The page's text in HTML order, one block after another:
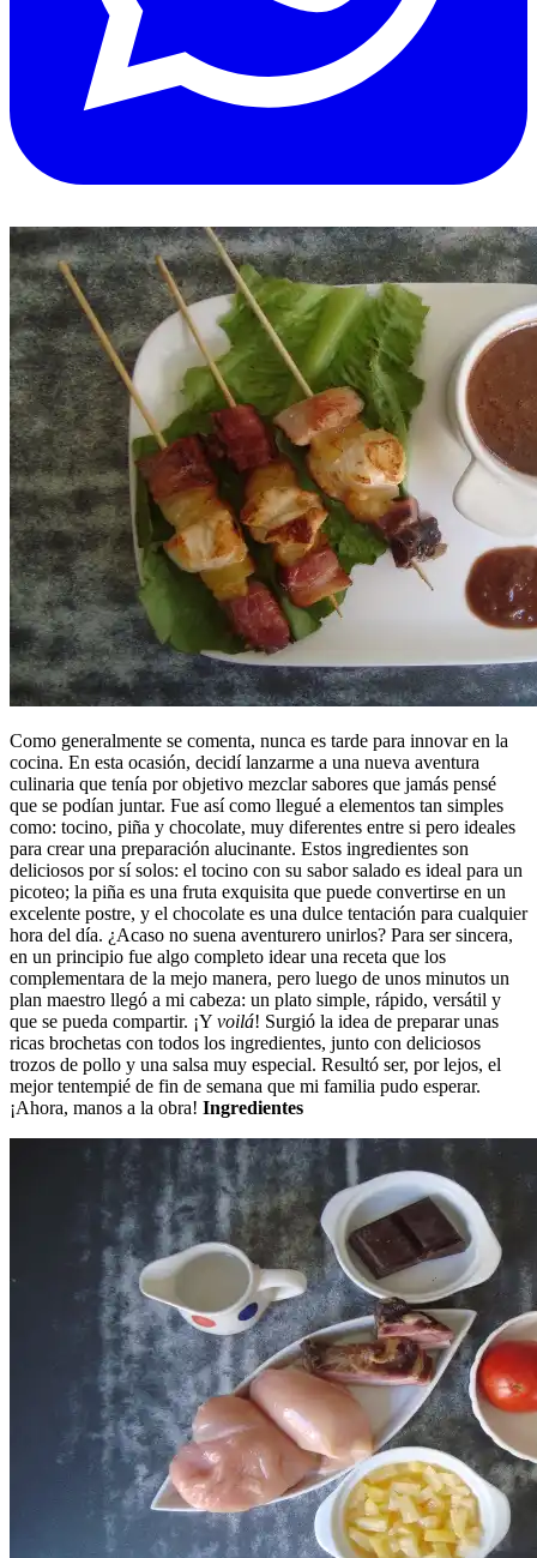
Como generalmente se comenta, nunca es tarde para innovar en la
cocina. En esta ocasión, decidí lanzarme a una nueva aventura
culinaria que tenía por objetivo mezclar sabores que jamás pensé
que se podían juntar. Fue así como llegué a elementos tan simples
como: tocino, piña y chocolate, muy diferentes entre si pero ideales
para crear una preparación alucinante. Estos ingredientes son
deliciosos por sí solos: el tocino con su sabor salado es ideal para un
picoteo; la piña es una fruta exquisita que puede convertirse en un
excelente postre, y el chocolate es una dulce tentación para cualquier
hora del día. ¿Acaso no suena aventurero unirlos? Para ser sincera,
en un principio fue algo completo idear una receta que los
complementara de la mejo manera, pero luego de unos minutos un
plan maestro llegó a mi cabeza: un plato simple, rápido, versátil y
que se pueda compartir. ¡Y voilá! Surgió la idea de preparar unas
ricas brochetas con todos los ingredientes, junto con deliciosos
trozos de pollo y una salsa muy especial. Resultó ser, por lejos, el
mejor tentempié de fin de semana que mi familia pudo esperar.
¡Ahora, manos a la obra! Ingredientes